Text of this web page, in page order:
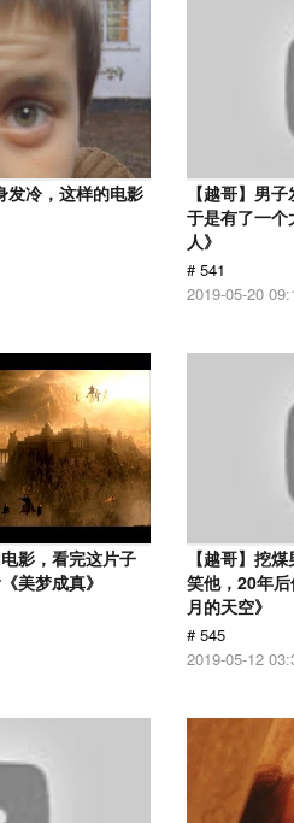
发冷，这样的电影
【越哥】男
于是有了一
人》
# 541
2019-05-20
影，看完这片子
美梦成真》
【越哥】挖
笑他，20年
月的天空》
# 545
2019-05-12